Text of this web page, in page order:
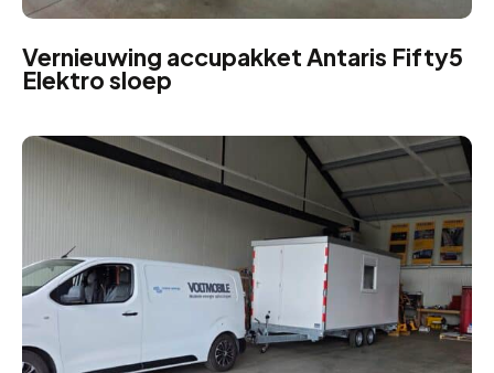
Vernieuwing accupakket Antaris Fifty5
Elektro sloep